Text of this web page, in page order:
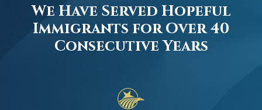
We Have Served Hopeful
Immigrants for Over 40
Consecutive Years